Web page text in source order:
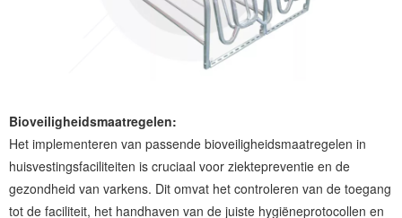
Bioveiligheidsmaatregelen:
Het implementeren van passende bioveiligheidsmaatregelen in
huisvestingsfaciliteiten is cruciaal voor ziektepreventie en de
gezondheid van varkens. Dit omvat het controleren van de toegang
tot de faciliteit, het handhaven van de juiste hygiëneprotocollen en